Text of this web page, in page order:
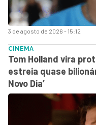
3 de agosto de 2026 - 15:12
CINEMA
Tom Holland vira
estreia quase
Novo Dia’